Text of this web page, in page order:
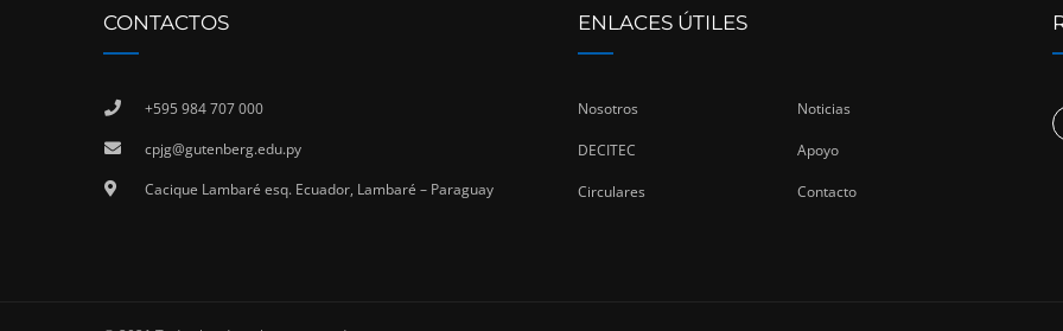
CONTACTOS
+595 984 707 000
cpjg@gutenberg.edu.py
Cacique Lambaré esq. Ecuador, Lambaré – Paraguay
ENLACES ÚTILES
Nosotros Noticias
DECITEC Apoyo
Circulares Contacto